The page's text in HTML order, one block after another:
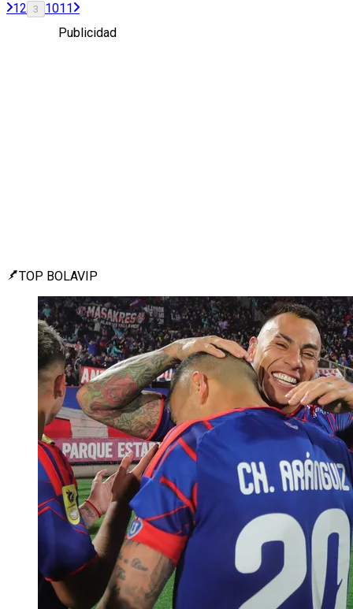
12 3 1011
Publicidad
TOP BOLAVIP